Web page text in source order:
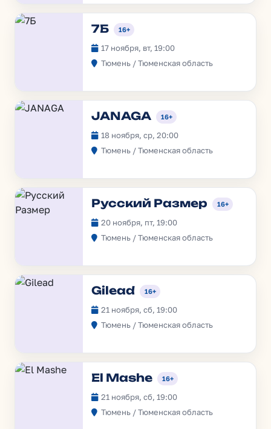
7Б 16+
17 ноября, вт, 19:00
Тюмень / Тюменская область
JANAGA 16+
18 ноября, ср, 20:00
Тюмень / Тюменская область
Русский Размер 16+
20 ноября, пт, 19:00
Тюмень / Тюменская область
Gilead 16+
21 ноября, сб, 19:00
Тюмень / Тюменская область
El Mashe 16+
21 ноября, сб, 19:00
Тюмень / Тюменская область